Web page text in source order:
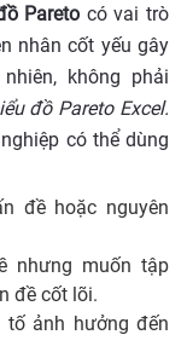
Pareto có vai trò
nhân cốt yếu gây
không phải
đồ Pareto Excel.
có thể dùng
đề hoặc nguyên
nhưng muốn tập
đề cốt lõi.
ảnh hưởng đến